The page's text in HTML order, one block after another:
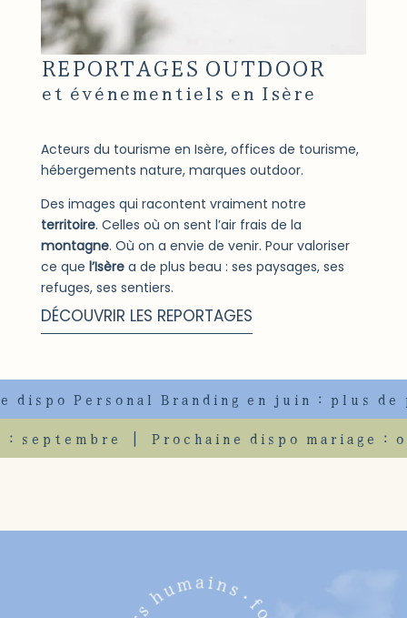
REPORTAGES OUTDOOR
et événementiels en Isère
Acteurs du tourisme en Isère, offices de tourisme,
hébergements nature, marques outdoor.
Des images qui racontent vraiment notre
territoire. Celles où on sent l’air frais de la
montagne. Où on a envie de venir. Pour valoriser
ce que l’Isèrea de plus beau : ses paysages, ses
refuges, ses sentiers.
DÉCOUVRIR LES REPORTAGES
Personal Branding en juin : plus
: septembre | Prochaine dispo